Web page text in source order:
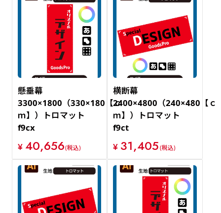
懸垂幕
3300×1800（330×180【ｃ
ｍ】）トロマット
f9cx
¥ 40,656(税込)
横断幕
2400×4800（240×480【ｃ
ｍ】）トロマット
f9ct
¥ 31,405(税込)